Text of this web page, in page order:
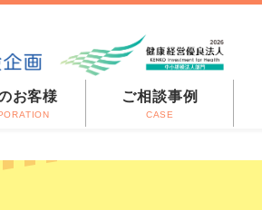
お客様 ご相談事例
CASE